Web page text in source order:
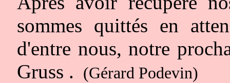
sommes quittés en
d'entre nous, notre
Gruss . (Gérard Podevin)